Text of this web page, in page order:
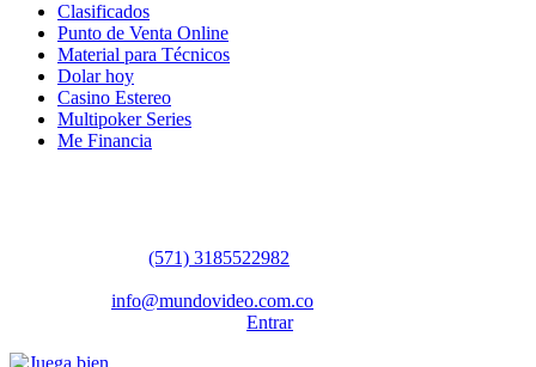
Clasificados
Punto de Venta Online
Material para Técnicos
Dolar hoy
Casino Estereo
Multipoker Series
Me Financia
(57​​1) 3185522982
info@mundovideo.com.co
Entrar